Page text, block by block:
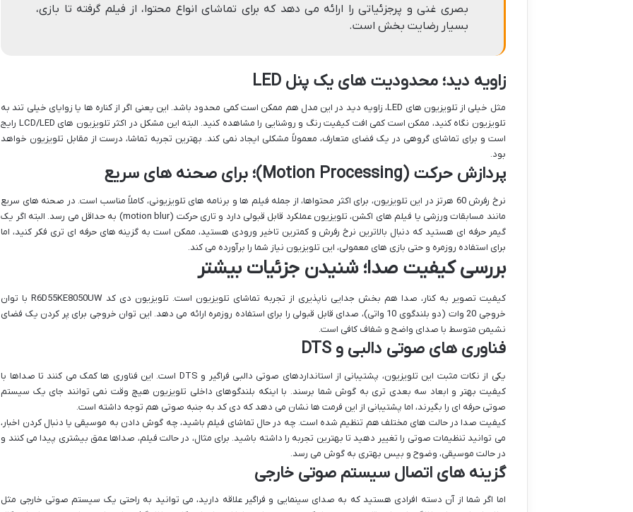
بصری غنی و پرجزئیاتی را ارائه می دهد که برای تماشای انواع محتوا، از فیلم گرفته تا بازی،
بسیار رضایت بخش است.
زاویه دید؛ محدودیت های یک پنل LED
مثل خیلی از تلویزیون های LED، زاویه دید در این مدل هم ممکن است کمی محدود باشد. این یعنی اگر از کناره ها یا زوایای خیلی تند به
تلویزیون نگاه کنید، ممکن است کمی افت کیفیت رنگ و روشنایی را مشاهده کنید. البته این مشکل در اکثر تلویزیون های LCD/LED رایج
است و برای تماشای گروهی در یک فضای متعارف، معمولاً مشکلی ایجاد نمی کند. بهترین تجربه تماشا، درست از مقابل تلویزیون خواهد
بود.
پردازش حرکت (Motion Processing)؛ برای صحنه های سریع
نرخ رفرش 60 هرتز در این تلویزیون، برای اکثر محتواها، از جمله فیلم ها و برنامه های تلویزیونی، کاملاً مناسب است. در صحنه های سریع
مانند مسابقات ورزشی یا فیلم های اکشن، تلویزیون عملکرد قابل قبولی دارد و تاری حرکت (motion blur) به حداقل می رسد. البته اگر یک
گیمر حرفه ای هستید که دنبال بالاترین نرخ رفرش و کمترین تاخیر ورودی هستید، ممکن است به گزینه های حرفه ای تری فکر کنید، اما
برای استفاده روزمره و حتی بازی های معمولی، این تلویزیون نیاز شما را برآورده می کند.
بررسی کیفیت صدا؛ شنیدن جزئیات بیشتر
کیفیت تصویر به کنار، صدا هم بخش جدایی ناپذیری از تجربه تماشای تلویزیون است. تلویزیون دی کد R6D55KE8050UW با توان
خروجی 20 وات (دو بلندگوی 10 واتی)، صدای قابل قبولی را برای استفاده روزمره ارائه می دهد. این توان خروجی برای پر کردن یک فضای
نشیمن متوسط با صدای واضح و شفاف کافی است.
فناوری های صوتی دالبی و DTS
یکی از نکات مثبت این تلویزیون، پشتیبانی از استانداردهای صوتی دالبی فراگیر و DTS است. این فناوری ها کمک می کنند تا صداها با
کیفیت بهتر و ابعاد سه بعدی تری به گوش شما برسند. با اینکه بلندگوهای داخلی تلویزیون هیچ وقت نمی توانند جای یک سیستم
صوتی حرفه ای را بگیرند، اما پشتیبانی از این فرمت ها نشان می دهد که دی کد به جنبه صوتی هم توجه داشته است.
کیفیت صدا در حالت های مختلف هم تنظیم شده است. چه در حال تماشای فیلم باشید، چه گوش دادن به موسیقی یا دنبال کردن اخبار،
می توانید تنظیمات صوتی را تغییر دهید تا بهترین تجربه را داشته باشید. برای مثال، در حالت فیلم، صداها عمق بیشتری پیدا می کنند و
در حالت موسیقی، وضوح و بیس بهتری به گوش می رسد.
گزینه های اتصال سیستم صوتی خارجی
اما اگر شما از آن دسته افرادی هستید که به صدای سینمایی و فراگیر علاقه دارید، می توانید به راحتی یک سیستم صوتی خارجی مثل